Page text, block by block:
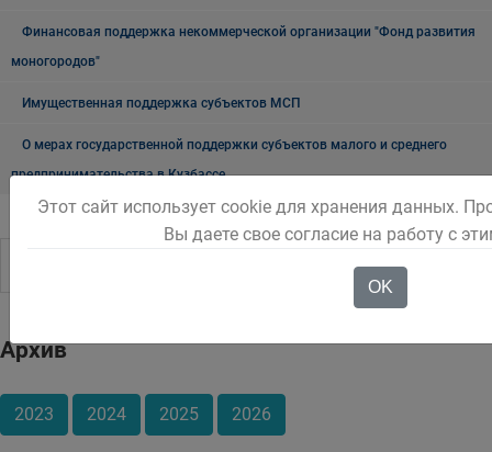
Финансовая поддержка некоммерческой организации "Фонд развития
моногородов"
Имущественная поддержка субъектов МСП
О мерах государственной поддержки субъектов малого и среднего
предпринимательства в Кузбассе
Архив
2023 2024 2025 2026
Этот сайт использует cookie для хранения данных.
Вы даете свое согласие на работу с
OK